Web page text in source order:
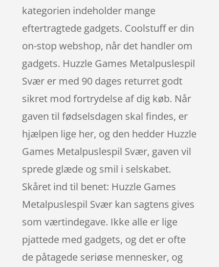
kategorien indeholder mange
eftertragtede gadgets. Coolstuff er din
on-stop webshop, når det handler om
gadgets. Huzzle Games Metalpuslespil
Svær er med 90 dages returret godt
sikret mod fortrydelse af dig køb. Når
gaven til fødselsdagen skal findes, er
hjælpen lige her, og den hedder Huzzle
Games Metalpuslespil Svær, gaven vil
sprede glæde og smil i selskabet.
Skåret ind til benet: Huzzle Games
Metalpuslespil Svær kan sagtens gives
som værtindegave. Ikke alle er lige
pjattede med gadgets, og det er ofte
de påtagede seriøse mennesker, og